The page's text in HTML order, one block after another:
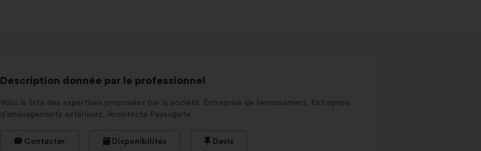
Description donnée par le professionnel
Voici la liste des expertises proposées par la société: Entreprise de terrassement, Entreprise
d'aménagements extérieurs, Architecte Paysagiste
Contacter Disponibilités Devis